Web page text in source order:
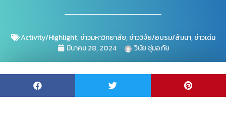
Activity/Highlight,ข่าวมหาวิทยาลัย,ข่าววิจัย/อบรม/สัมนา,ข่าวเด่น
มีนาคม 28, 2024
วินัย ชุ่มอภัย